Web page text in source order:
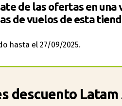
de las ofertas en una
de vuelos de esta
hasta el 27/09/2025.
descuento